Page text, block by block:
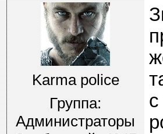
Karma police
Группа:
Администраторы